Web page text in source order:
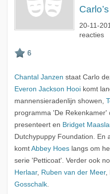
20-11-
reacties
Chantal Janzen staat Carlo
Everon Jackson Hooikomt
mannensieradenlijn showen,
programma 'De Rekenkamer'
presenteert en Bridget
Dutchypuppy Foundation. En
komt Abbey Hoeslangs om
serie 'Petticoat'. Verder ook
Herlaar, Ruben van der Meer,
Gosschalk.